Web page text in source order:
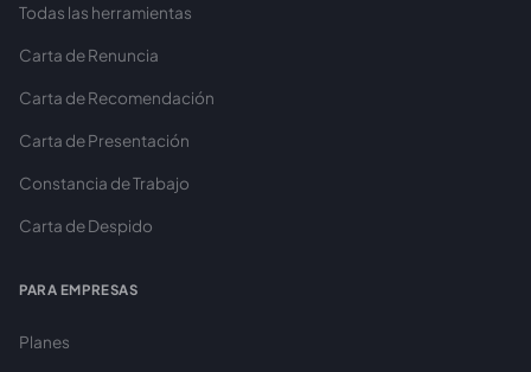
Todas las herramientas
Carta de Renuncia
Carta de Recomendación
Carta de Presentación
Constancia de Trabajo
Carta de Despido
PARA EMPRESAS
Planes